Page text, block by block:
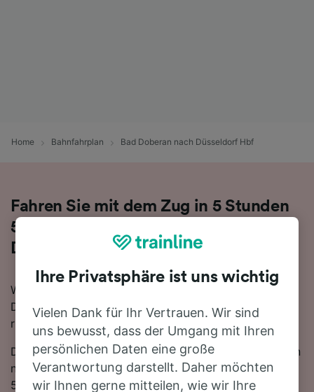
Home Bahnfahrplan Bad Doberan nach Düsseldorf Hbf
Fahren Sie mit dem Zug in 5 Stunden
52 Minuten von Bad Doberan nach
Düsseldorf Hbf
Wenn Sie mit dem Zug von Bad Doberan nach
Düsseldorf Hbf reisen möchten, sind Sie hier genau
richtig.
Die schnellste Reisezeit für die Fahrt von Bad Doberan
nach Düsseldorf Hbf mit dem Zug beträgt 5 Stunden
52 Minuten. In der Regel fahren auf dieser Route, die
Ihre Privatsphäre ist uns wichtig
Vielen Dank für Ihr Vertrauen. Wir sind
uns bewusst, dass der Umgang mit Ihren
persönlichen Daten eine große
Verantwortung darstellt. Daher möchten
wir Ihnen gerne mitteilen, wie wir Ihre